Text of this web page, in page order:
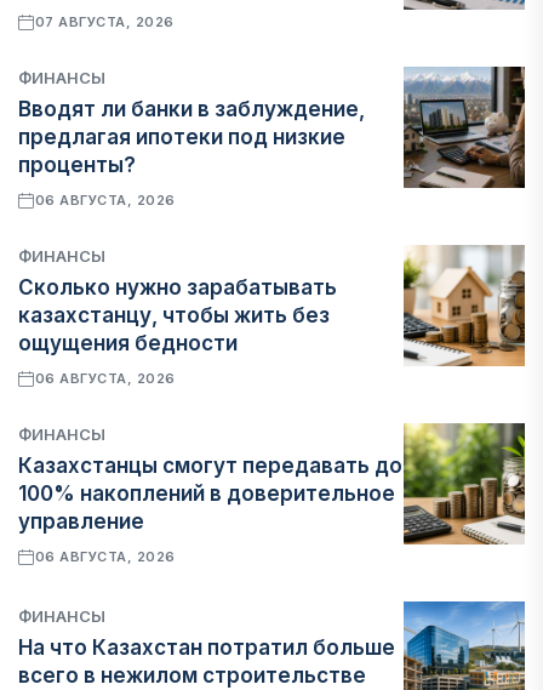
07 АВГУСТА, 2026
ФИНАНСЫ
Вводят ли банки в заблуждение,
предлагая ипотеки под низкие
проценты?
06 АВГУСТА, 2026
ФИНАНСЫ
Сколько нужно зарабатывать
казахстанцу, чтобы жить без
ощущения бедности
06 АВГУСТА, 2026
ФИНАНСЫ
Казахстанцы смогут передавать до
100% накоплений в доверительное
управление
06 АВГУСТА, 2026
ФИНАНСЫ
На что Казахстан потратил больше
всего в нежилом строительстве